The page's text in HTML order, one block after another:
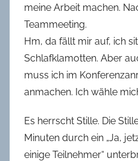
meine Arbeit machen.
Teammeeting.
Hm, da fällt mir auf, ich
Schlafklamotten. Aber
muss ich im
anmachen. Ich wähle
Es herrscht Stille. Die
Minuten durch ein „Ja,
einige Teilnehmer“